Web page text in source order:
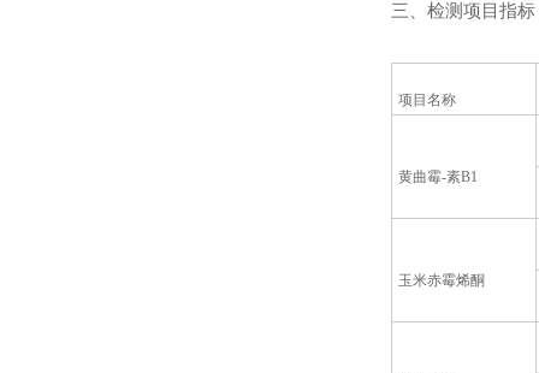
三、检测项目指标
项目名称
黄曲霉-素B1
玉米赤霉烯酮